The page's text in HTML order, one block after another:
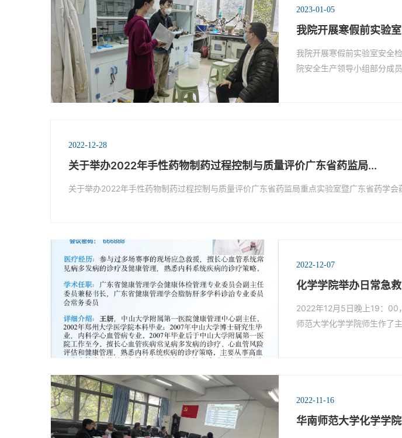
2023-01-05
我院开展寒假前实验
我院开展寒假前实验室安全
院安全生产领导小组部分成
2022-12-28
关于举办2022年手性药物制药过程控制与质量评价广东省药监局...
关于举办2022年手性药物制药过程控制与质量评价广东省药监局重点实验室暨广东省药学
2022-12-07
化学学院举办日常急
2022年12月5日晚上19：00
师范大学化学学院师生作了
2022-11-16
华南师范大学化学学